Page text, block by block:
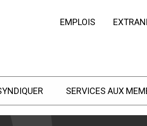
EMPLOIS
SERVICES AUX